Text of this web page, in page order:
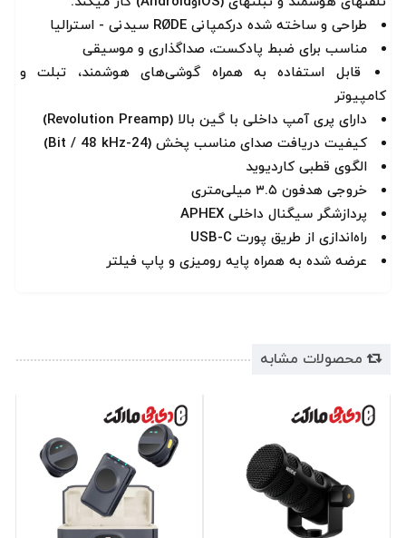
طراحی و ساخته شده درکمپانی RØDE سیدنی - استرالیا
مناسب برای ضبط پادکست، صداگذاری و موسیقی
قابل استفاده به همراه گوشی‌های هوشمند، تبلت و
کامپیوتر
دارای پری آمپ داخلی با گین بالا (Revolution Preamp)
کیفیت دریافت صدای مناسب پخش (24-Bit / 48 kHz)
الگوی قطبی کاردیوید
خروجی هدفون ۳.۵ میلی‌متری
پردازشگر سیگنال داخلی APHEX
راه‌اندازی از طریق پورت USB-C
عرضه شده به همراه پایه رومیزی و پاپ فیلتر
محصولات مشابه